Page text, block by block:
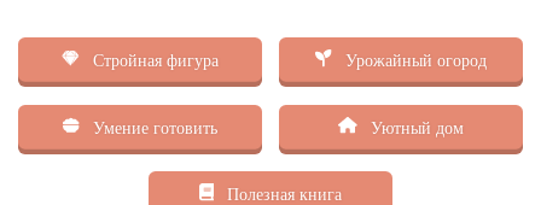
Стройная фигура Урожайный огород
Умение готовить Уютный дом
Полезная книга